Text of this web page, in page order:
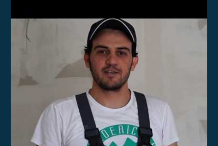
Das Video wird von YouTube eingebettet.
Datenschutzerklärungen